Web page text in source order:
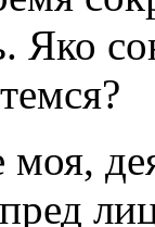
Яко